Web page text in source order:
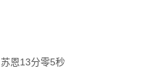
苏恩13分零5秒